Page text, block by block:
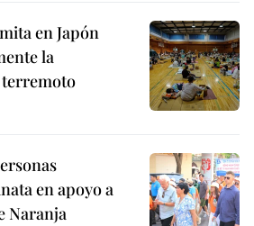
en Japón
la
en apoyo a
Naranja